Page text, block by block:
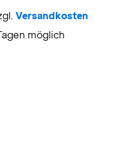
Versandkosten
möglich